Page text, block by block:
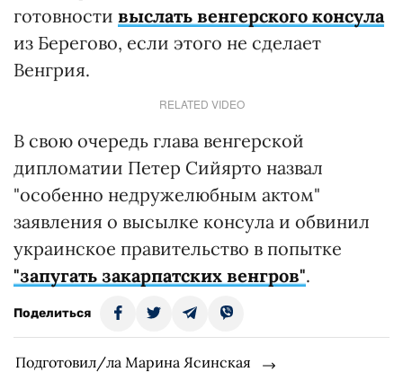
готовности выслать венгерского консула
из Берегово, если этого не сделает
Венгрия.
RELATED VIDEO
В свою очередь глава венгерской
дипломатии Петер Сийярто назвал
"особенно недружелюбным актом"
заявления о высылке консула и обвинил
украинское правительство в попытке
"запугать закарпатских венгров".
Поделиться
Подготовил/ла Марина Ясинская